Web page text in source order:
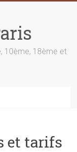
10ème, 18ème et
et tarifs